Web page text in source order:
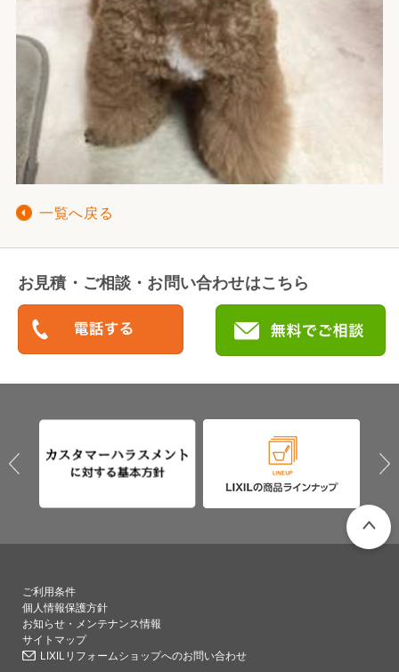
一覧へ戻る
お見積・ご相談・お問い合わせはこちら
ご利用条件
個人情報保護方針
お知らせ・メンテナンス情報
サイトマップ
LIXILリフォームショップへのお問い合わせ